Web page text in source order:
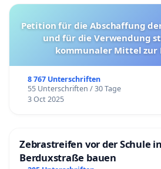
Petition für die Abschaffung der Tötungsstationen
und für die Verwendung
kommunaler Mittel zur
8 767 Unterschriften
55 Unterschriften / 30 Tage
3 Oct 2025
Zebrastreifen vor der Schule
Berduxstraße bauen